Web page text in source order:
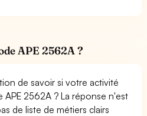
APE 2562A ?
de savoir si votre activité
2562A ? La réponse n'est
de liste de métiers clairs